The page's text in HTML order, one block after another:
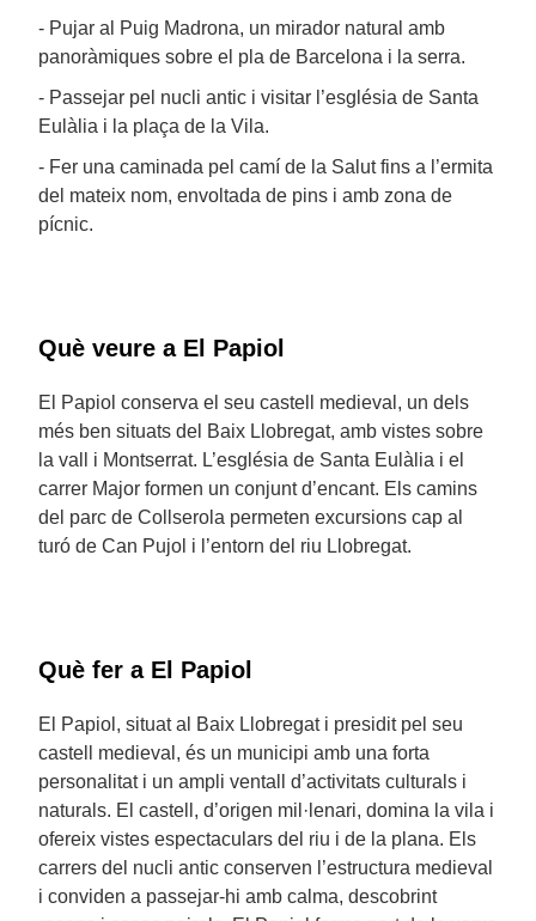
- Pujar al Puig Madrona, un mirador natural amb
panoràmiques sobre el pla de Barcelona i la serra.
- Passejar pel nucli antic i visitar l’església de Santa
Eulàlia i la plaça de la Vila.
- Fer una caminada pel camí de la Salut fins a l’ermita
del mateix nom, envoltada de pins i amb zona de
pícnic.
Què veure a El Papiol
El Papiol conserva el seu castell medieval, un dels
més ben situats del Baix Llobregat, amb vistes sobre
la vall i Montserrat. L’església de Santa Eulàlia i el
carrer Major formen un conjunt d’encant. Els camins
del parc de Collserola permeten excursions cap al
turó de Can Pujol i l’entorn del riu Llobregat.
Què fer a El Papiol
El Papiol, situat al Baix Llobregat i presidit pel seu
castell medieval, és un municipi amb una forta
personalitat i un ampli ventall d’activitats culturals i
naturals. El castell, d’origen mil·lenari, domina la vila i
ofereix vistes espectaculars del riu i de la plana. Els
carrers del nucli antic conserven l’estructura medieval
i conviden a passejar-hi amb calma, descobrint